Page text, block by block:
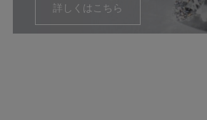
詳しくはこちら